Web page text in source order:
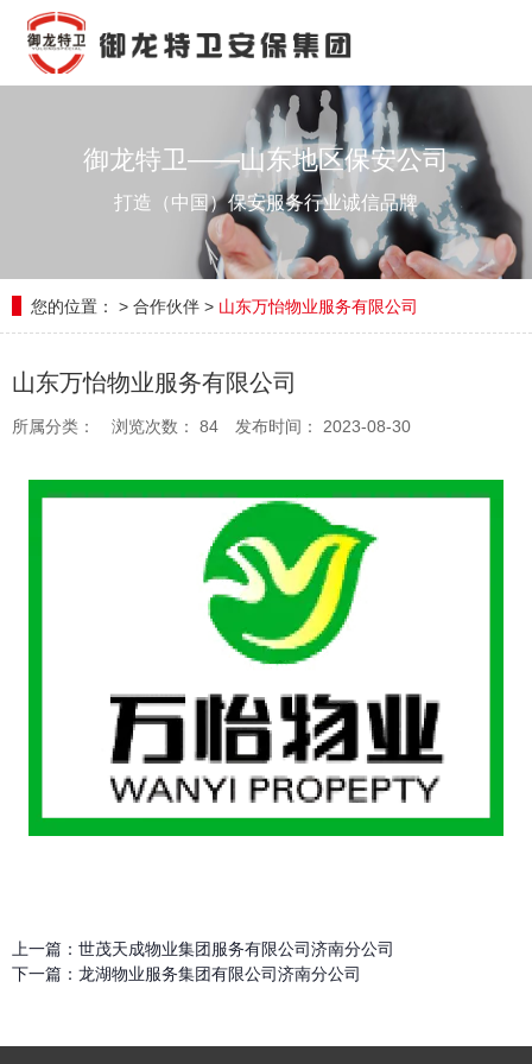
御龙特卫——山东地区保安公司
打造（中国）保安服务行业诚信品牌
您的位置： > 合作伙伴 > 山东万怡物业服务有限公司
山东万怡物业服务有限公司
所属分类： 浏览次数： 84 发布时间： 2023-08-30
上一篇： 世茂天成物业集团服务有限公司济南分公司
下一篇： 龙湖物业服务集团有限公司济南分公司